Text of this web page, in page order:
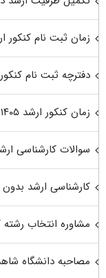
زمان ثبت نام کنکور ارشد
دفترچه ثبت نام کنکور
زمان کنکور ارشد ۱۴۰۵
سوالات کارشناسی
کارشناسی ارشد
مشاوره انتخاب
مصاحبه دانشگاه